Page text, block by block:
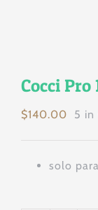
Cocci Pro
$140.00 5 in
solo